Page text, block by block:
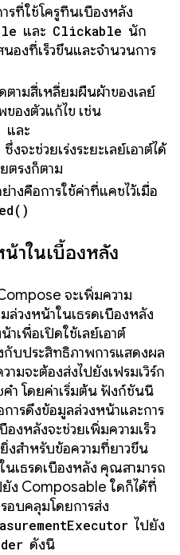
ารที่ใช้โครูทีนเบื้องหลัง
และ Clickable นัก
องที่เร็วขึ้นและจำนวนการ
ตามสี่เหลี่ยมผืนผ้าของเลย์
ของตัวแก้ไข เช่น
และ
ซึ่งจะช่วยเร่งระยะเลย์เอาต์ได้
ตรงก็ตาม
งคือการใช้ค่าที่แคชไว้เมื่อ
าในเบื้องหลัง
จะเพิ่มความ
ล่วงหน้าในเธรดเบื้องหลัง
เพื่อเปิดใช้เลย์เอาต์
กับประสิทธิภาพการแสดงผล
ามจะต้องส่งไปยังเฟรมเวิร์ก
ำ โดยค่าเริ่มต้น ฟังก์ชันนี้
การดึงข้อมูลล่วงหน้าและการ
งหลังจะช่วยเพิ่มความเร็ว
งสำหรับข้อความที่ยาวขึ้น
เธรดเบื้องหลัง คุณสามารถ
ง Composable ใดก็ได้ที่
อบคลุมโดยการส่ง
ไปยัง
ดังนี้